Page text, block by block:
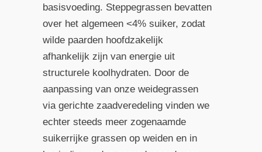
basisvoeding. Steppegrassen bevatten
over het algemeen <4% suiker, zodat
wilde paarden hoofdzakelijk
afhankelijk zijn van energie uit
structurele koolhydraten. Door de
aanpassing van onze weidegrassen
via gerichte zaadveredeling vinden we
echter steeds meer zogenaamde
suikerrijke grassen op weiden en in